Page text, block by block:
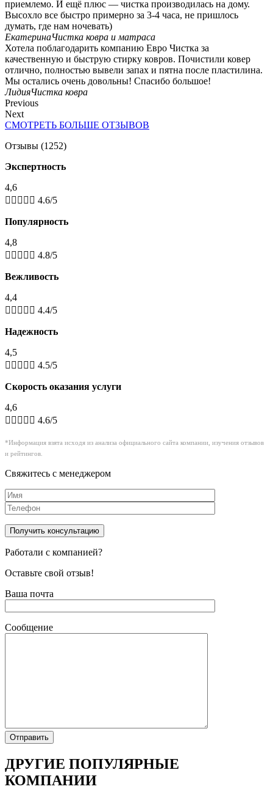
приемлемо. И ещё плюс — чистка производилась на дому.
Высохло все быстро примерно за 3-4 часа, не пришлось
думать, где нам ночевать)
ЕкатеринаЧистка ковра и матраса
Хотела поблагодарить компанию Евро Чистка за
качественную и быструю стирку ковров. Почистили ковер
отлично, полностью вывели запах и пятна после пластилина.
Мы остались очень довольны! Спасибо большое!
ЛидияЧистка ковра
Previous
Next
СМОТРЕТЬ БОЛЬШЕ ОТЗЫВОВ
Отзывы (1252)
Экспертность
4,6
     4.6/5
Популярность
4,8
     4.8/5
Вежливость
4,4
     4.4/5
Надежность
4,5
     4.5/5
Скорость оказания услуги
4,6
     4.6/5
*Информация взята исходя из анализа официального сайта компании, изучения отзывов
и рейтингов.
Свяжитесь с менеджером
Работали с компанией?
Оставьте свой отзыв!
Ваша почта
Сообщение
ДРУГИЕ ПОПУЛЯРНЫЕ
КОМПАНИИ